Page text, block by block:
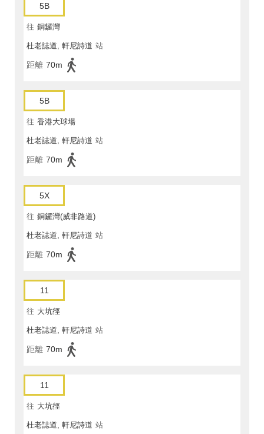
5B
往 銅鑼灣
杜老誌道, 軒尼詩道 站
距離 70m
5B
往 香港大球場
杜老誌道, 軒尼詩道 站
距離 70m
5X
往 銅鑼灣(威非路道)
杜老誌道, 軒尼詩道 站
距離 70m
11
往 大坑徑
杜老誌道, 軒尼詩道 站
距離 70m
11
往 大坑徑
杜老誌道, 軒尼詩道 站